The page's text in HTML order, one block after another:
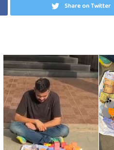
Share on Twitter